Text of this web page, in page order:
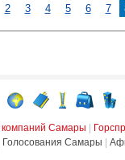
2 3 4 5 6 7
компаний Самары
Голосования Самары